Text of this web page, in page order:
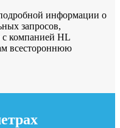
информации о
запросов,
с компанией HL
всестороннюю